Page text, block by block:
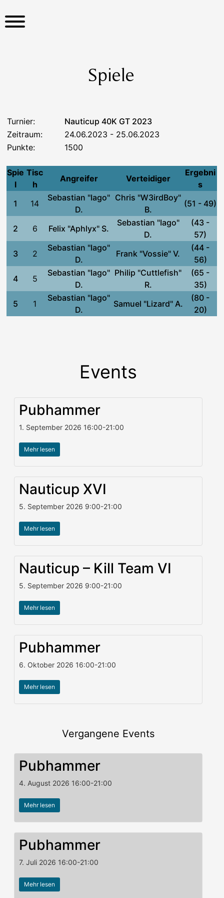
Spiele
Turnier:
Nauticup 40K GT 2023
Zeitraum:
24.06.2023 - 25.06.2023
Punkte:
1500
Spie
l
Tisc
h
Angreifer Verteidiger
Ergebni
s
1
14
Sebastian "Iago"
D.
Chris "W3irdBoy"
B.
(51 - 49)
2 6 Felix "Aphlyx" S.
Sebastian "Iago"
D.
(43 -
57)
3
2
Sebastian "Iago"
D.
Frank "Vossie" V.
(44 -
56)
4
5
Sebastian "Iago"
D.
Philip "Cuttlefish"
R.
(65 -
35)
5
1
Sebastian "Iago"
D.
Samuel "Lizard" A.
(80 -
20)
Events
Pubhammer
1. September 2026 16:00-21:00
Mehr lesen
Nauticup XVI
5. September 2026 9:00-21:00
Mehr lesen
Nauticup – Kill Team VI
5. September 2026 9:00-21:00
Mehr lesen
Pubhammer
6. Oktober 2026 16:00-21:00
Mehr lesen
Vergangene Events
Pubhammer
4. August 2026 16:00-21:00
Mehr lesen
Pubhammer
7. Juli 2026 16:00-21:00
Mehr lesen